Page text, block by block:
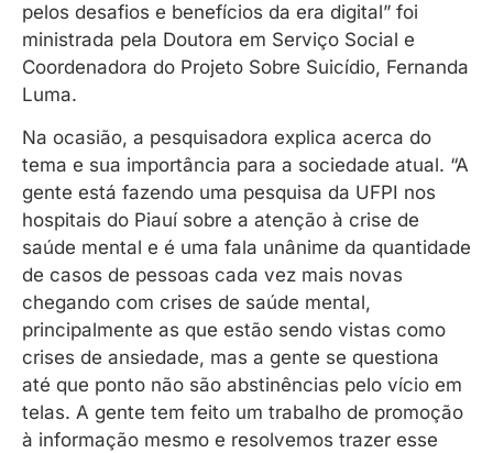
pelos desafios e benefícios da era digital” foi
ministrada pela Doutora em Serviço Social e
Coordenadora do Projeto Sobre Suicídio, Fernanda
Luma.
Na ocasião, a pesquisadora explica acerca do
tema e sua importância para a sociedade atual. “A
gente está fazendo uma pesquisa da UFPI nos
hospitais do Piauí sobre a atenção à crise de
saúde mental e é uma fala unânime da quantidade
de casos de pessoas cada vez mais novas
chegando com crises de saúde mental,
principalmente as que estão sendo vistas como
crises de ansiedade, mas a gente se questiona
até que ponto não são abstinências pelo vício em
telas. A gente tem feito um trabalho de promoção
à informação mesmo e resolvemos trazer esse